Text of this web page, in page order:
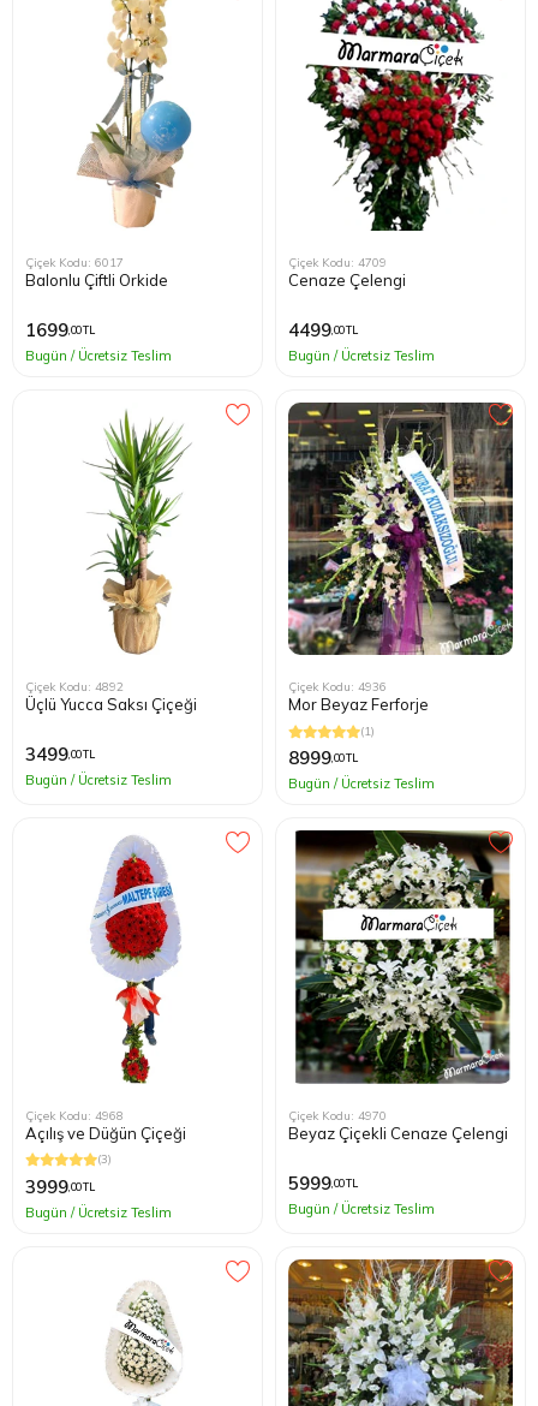
Çiçek Kodu: 6017
Balonlu Çiftli Orkide
1699,00 TL
Bugün / Ücretsiz Teslim
Çiçek Kodu: 4709
Cenaze Çelengi
4499,00 TL
Bugün / Ücretsiz Teslim
Çiçek Kodu: 4892
Üçlü Yucca Saksı Çiçeği
3499,00 TL
Bugün / Ücretsiz Teslim
Çiçek Kodu: 4936
Mor Beyaz Ferforje
(1)
8999,00 TL
Bugün / Ücretsiz Teslim
Çiçek Kodu: 4968
Açılış ve Düğün Çiçeği
(3)
3999,00 TL
Bugün / Ücretsiz Teslim
Çiçek Kodu: 4970
Beyaz Çiçekli Cenaze Çelengi
5999,00 TL
Bugün / Ücretsiz Teslim
Sarıyer